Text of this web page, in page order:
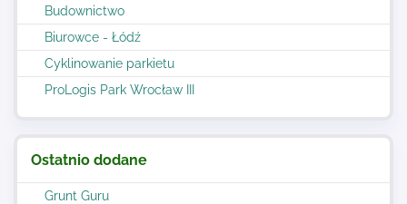
Budownictwo
Biurowce - Łódź
Cyklinowanie parkietu
ProLogis Park Wrocław III
Ostatnio dodane
Grunt Guru